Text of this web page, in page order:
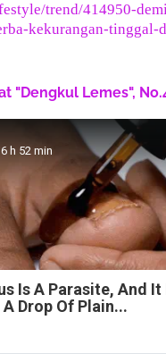
trend/414950-
kekurangan-
"Dengkul Lemes",
6 h 52 min
Is A Parasite, And It
Drop Of Plain...